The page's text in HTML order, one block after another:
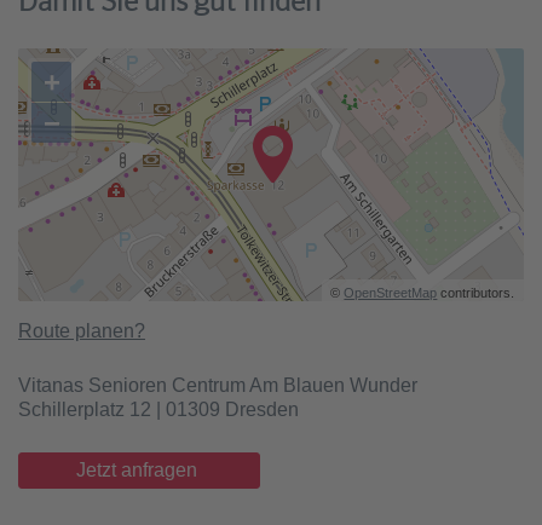
+
−
©OpenStreetMap contributors.
Route planen?
Vitanas Senioren Centrum Am Blauen Wunder
Schillerplatz 12 | 01309 Dresden
Jetzt anfragen